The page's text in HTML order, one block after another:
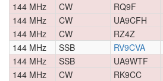
144 MHz
CW RQ9F
144 MHz
CW UA9CFH
144 MHz
CW RZ4Z
144 MHz
SSB RV9CVA
144 MHz
SSB UA9WTF
144 MHz
CW RK9CC